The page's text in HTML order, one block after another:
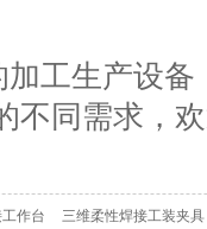
工生产设
不同需求，
作台 三维柔性焊接工装夹具